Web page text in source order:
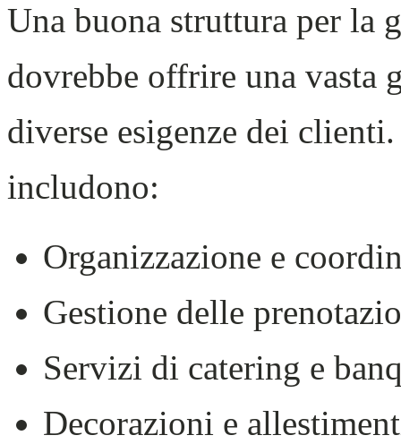
Una buona struttura per la
dovrebbe offrire una vasta
diverse esigenze dei
includono:
Organizzazione e
Gestione delle
Servizi di catering e
Decorazioni e